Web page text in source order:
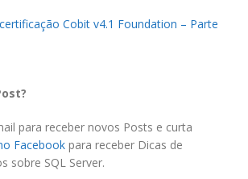
Cobit v4.1 Foundation – Parte
para receber novos Posts e curta
Facebook para receber Dicas de
sobre SQL Server.